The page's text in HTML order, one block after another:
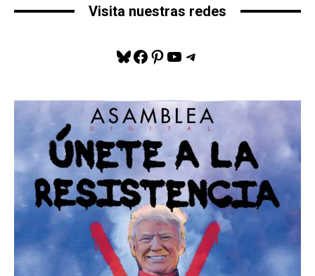
Visita nuestras redes
Bluesky
Facebook
Pinterest
YouTube
Telegram